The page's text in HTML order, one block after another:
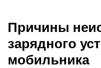
Причины
зарядного
мобильника